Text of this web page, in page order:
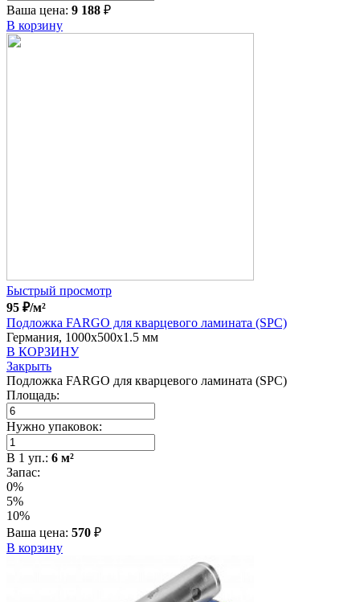
Ваша цена: 9 188 ₽
В корзину
Быстрый просмотр
95 ₽/м²
Подложка FARGO для кварцевого ламината (SPC)
Германия, 1000x500x1.5 мм
В КОРЗИНУ
Закрыть
Подложка FARGO для кварцевого ламината (SPC)
Площадь:
Нужно упаковок:
В 1 уп.: 6 м²
Запас:
0%
5%
10%
Ваша цена: 570 ₽
В корзину